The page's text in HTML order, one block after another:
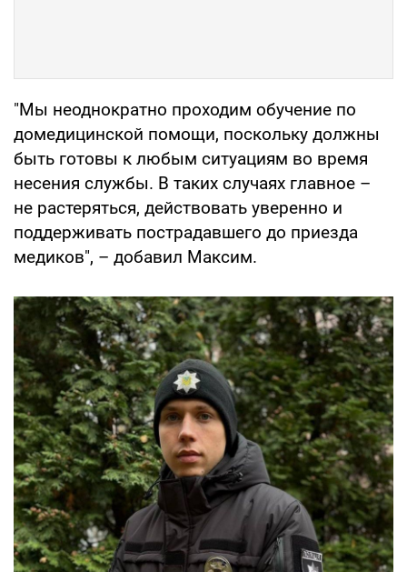
"Мы неоднократно проходим обучение по
домедицинской помощи, поскольку должны
быть готовы к любым ситуациям во время
несения службы. В таких случаях главное –
не растеряться, действовать уверенно и
поддерживать пострадавшего до приезда
медиков", – добавил Максим.